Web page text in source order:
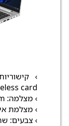
card
› מצלמה: 720p HD webcam
› מצלמת
› צבעים: